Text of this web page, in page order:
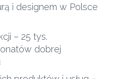
i designem w Polsce
– 25 tys.
dobrej